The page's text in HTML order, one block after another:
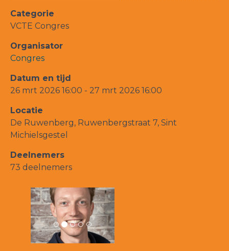
Categorie
VCTE Congres
Organisator
Congres
Datum en tijd
26 mrt 2026 16:00 - 27 mrt 2026 16:00
Locatie
De Ruwenberg, Ruwenbergstraat 7, Sint
Michielsgestel
Deelnemers
73 deelnemers